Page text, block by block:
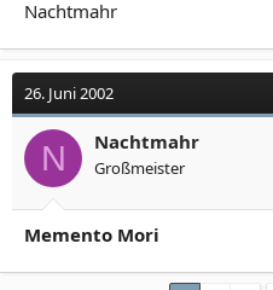
Nachtmahr
26. Juni 2002
N Nachtmahr
Großmeister
Memento Mori